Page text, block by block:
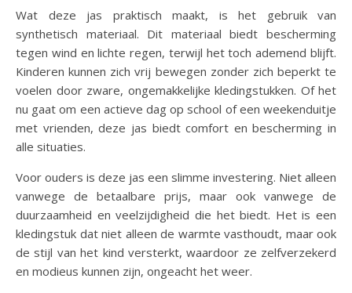
Wat deze jas praktisch maakt, is het gebruik van
synthetisch materiaal. Dit materiaal biedt bescherming
tegen wind en lichte regen, terwijl het toch ademend blijft.
Kinderen kunnen zich vrij bewegen zonder zich beperkt te
voelen door zware, ongemakkelijke kledingstukken. Of het
nu gaat om een actieve dag op school of een weekenduitje
met vrienden, deze jas biedt comfort en bescherming in
alle situaties.
Voor ouders is deze jas een slimme investering. Niet alleen
vanwege de betaalbare prijs, maar ook vanwege de
duurzaamheid en veelzijdigheid die het biedt. Het is een
kledingstuk dat niet alleen de warmte vasthoudt, maar ook
de stijl van het kind versterkt, waardoor ze zelfverzekerd
en modieus kunnen zijn, ongeacht het weer.